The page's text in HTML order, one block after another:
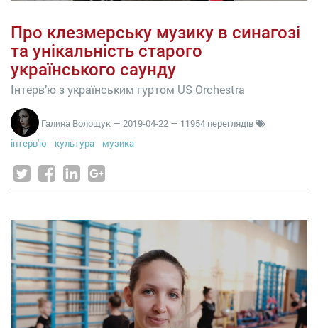
Про клезмерську музику в синагозі
та унікальність старого
українського саунду
Інтерв’ю з українським гуртом US Orchestra
Галина Волощук — 2019-04-22 — 11954 переглядів
інтерв'ю
культура музика